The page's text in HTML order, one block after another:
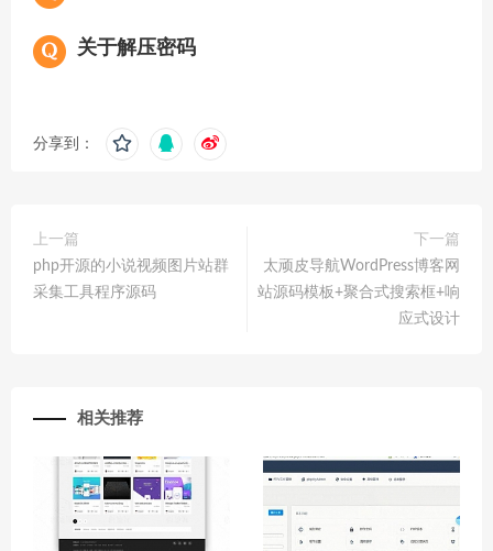
关于解压密码
分享到：
上一篇
php开源的小说视频图片站群
采集工具程序源码
下一篇
太顽皮导航WordPress博客网
站源码模板+聚合式搜索框+响
应式设计
相关推荐